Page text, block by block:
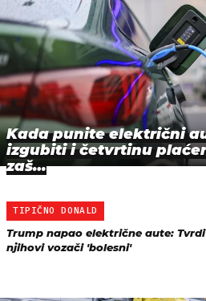
Kada punite električni
izgubiti i četvrtinu
zaš…
TIPIČNO DONALD
Trump napao električne aute:
njihovi vozači 'bolesni'